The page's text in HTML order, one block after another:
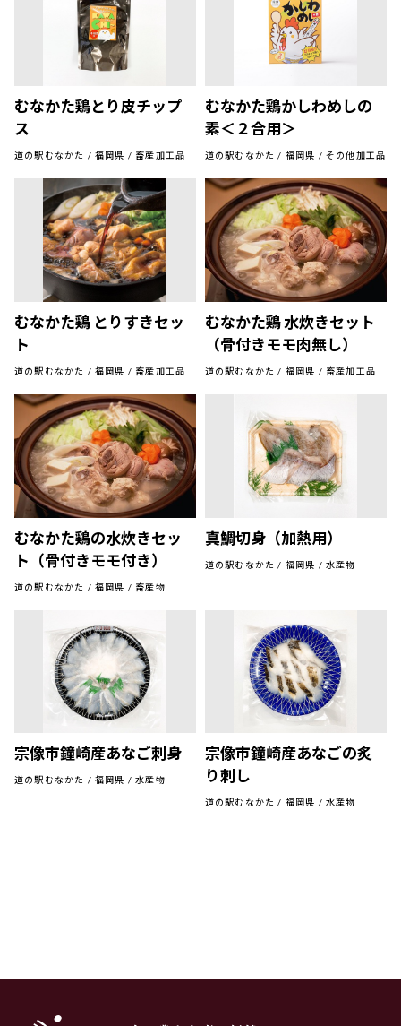
むなかた鶏とり皮チップ
ス
道の駅むなかた / 福岡県 / 畜産加工品
むなかた鶏かしわめしの
素＜２合用＞
道の駅むなかた / 福岡県 / その他加工品
むなかた鶏 とりすきセッ
ト
道の駅むなかた / 福岡県 / 畜産加工品
むなかた鶏 水炊きセット
（骨付きモモ肉無し）
道の駅むなかた / 福岡県 / 畜産加工品
むなかた鶏の水炊きセッ
ト（骨付きモモ付き）
道の駅むなかた / 福岡県 / 畜産物
真鯛切身（加熱用）
道の駅むなかた / 福岡県 / 水産物
宗像市鐘崎産あなご刺身
道の駅むなかた / 福岡県 / 水産物
宗像市鐘崎産あなごの炙
り刺し
道の駅むなかた / 福岡県 / 水産物